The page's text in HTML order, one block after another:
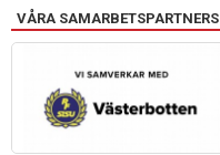
VÅRA SAMARBETSPARTNERS